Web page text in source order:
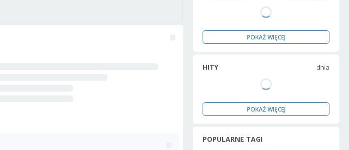
POKAŻ WIĘCEJ
HITY dnia
POKAŻ WIĘCEJ
POPULARNE TAGI